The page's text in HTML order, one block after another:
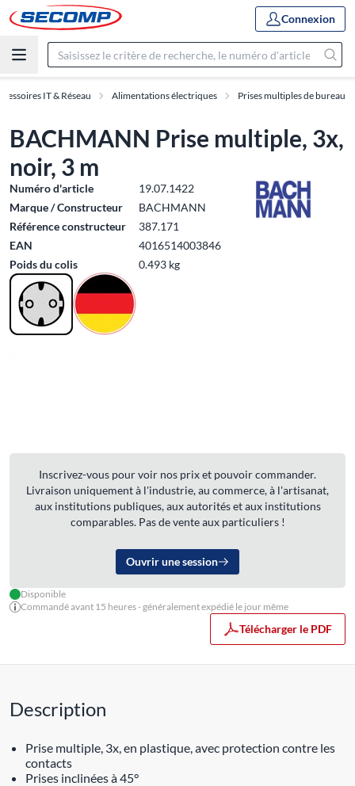
Connexion
IT & Réseau Alimentations électriques Prises multiples de bureau
BACHMANN Prise multiple, 3x,
noir, 3 m
Numéro d'article
19.07.1422
Marque / Constructeur
BACHMANN
Référence constructeur
387.171
EAN
4016514003846
Poids du colis
0.493 kg
Inscrivez-vous pour voir nos prix et pouvoir commander.
Livraison uniquement à l'industrie, au commerce, à l'artisanat,
aux institutions publiques, aux autorités et aux institutions
comparables. Pas de vente aux particuliers !
Ouvrir une session
Disponible
Commandé avant 15 heures - généralement expédié le jour même
Télécharger le PDF
Description
Prise multiple, 3x, en plastique, avec protection contre les
contacts
Prises inclinées à 45°